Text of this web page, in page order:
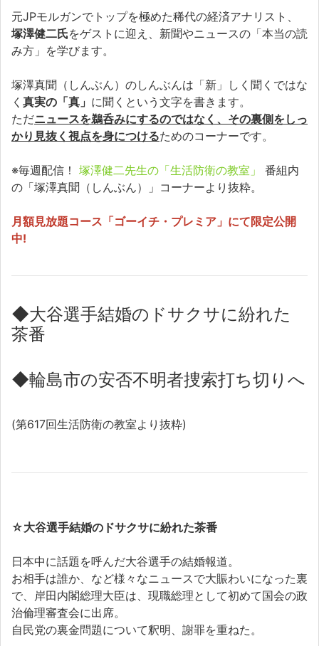
元JPモルガンでトップを極めた稀代の経済アナリスト、
塚澤健二氏をゲストに迎え、新聞やニュースの「本当の読
み方」を学びます。
塚澤真聞（しんぶん）のしんぶんは「新」しく聞くではな
く 真実の「真」 に聞くという文字を書きます。
ただニュースを鵜呑みにするのではなく、その裏側をしっ
かり見抜く視点を身につけるためのコーナーです。
※毎週配信！ 塚澤健二先生の「生活防衛の教室」
番組内
の「塚澤真聞（しんぶん）」コーナーより抜粋。
月額見放題コース「ゴーイチ・プレミア」にて限定公開
中!
◆大谷選手結婚のドサクサに紛れた
茶番
◆輪島市の安否不明者捜索打ち切りへ
(第617回生活防衛の教室より抜粋)
☆大谷選手結婚のドサクサに紛れた茶番
日本中に話題を呼んだ大谷選手の結婚報道。
お相手は誰か、など様々なニュースで大賑わいになった裏
で、岸田内閣総理大臣は、現職総理として初めて国会の政
治倫理審査会に出席。
自民党の裏金問題について釈明、謝罪を重ねた。